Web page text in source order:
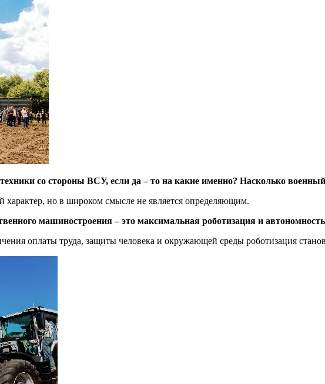
со стороны ВСУ, если да – то на какие именно? Насколько
характер, но в широком смысле не является определяющим.
машиностроения – это максимальная роботизация и
оплаты труда, защиты человека и окружающей среды роботизация